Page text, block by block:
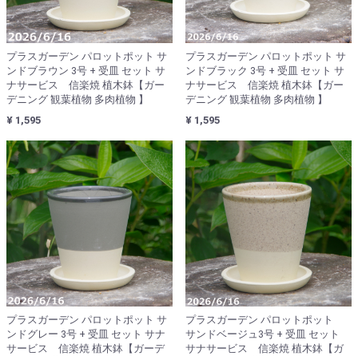
プラスガーデン パロットポット サ
ンドブラウン 3号 + 受皿 セット サ
ナサービス 信楽焼 植木鉢【ガー
デニング 観葉植物 多肉植物 】
¥ 1,595
プラスガーデン パロットポット サ
ンドブラック 3号 + 受皿 セット サ
ナサービス 信楽焼 植木鉢【ガー
デニング 観葉植物 多肉植物 】
¥ 1,595
プラスガーデン パロットポット サ
ンドグレー 3号 + 受皿 セット サナ
サービス 信楽焼 植木鉢【ガーデ
プラスガーデン パロットポット
サンドベージュ3号 + 受皿 セット
サナサービス 信楽焼 植木鉢【ガ